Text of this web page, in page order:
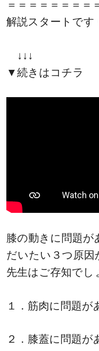
＝＝＝＝＝＝＝＝
解説スタートです
↓↓↓
▼続きはコチラ
膝の動きに問題が
だいたい３つ原因
先生はご存知でし
１．筋肉に問題が
２．膝蓋に問題が